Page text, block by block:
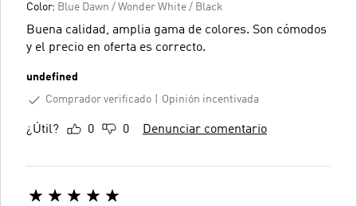
Color: Blue Dawn / Wonder White / Black
Buena calidad, amplia gama de colores. Son cómodos
y el precio en oferta es correcto.
undefined
Comprador verificado
Opinión incentivada
¿Útil? 0 0 Denunciar comentario